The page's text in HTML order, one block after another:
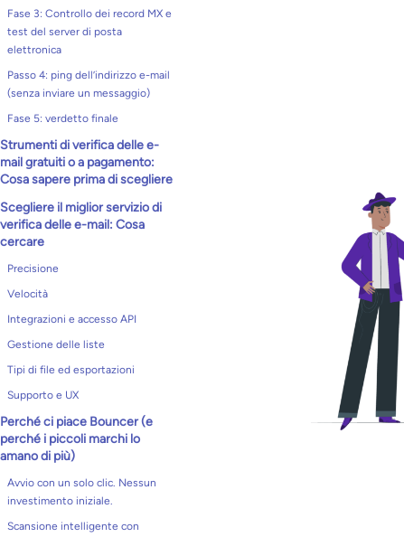
Fase 3: Controllo dei record MX e
test del server di posta
elettronica
Passo 4: ping dell’indirizzo e-mail
(senza inviare un messaggio)
Fase 5: verdetto finale
Strumenti di verifica delle e-
mail gratuiti o a pagamento:
Cosa sapere prima di scegliere
Scegliere il miglior servizio di
verifica delle e-mail: Cosa
cercare
Precisione
Velocità
Integrazioni e accesso API
Gestione delle liste
Tipi di file ed esportazioni
Supporto e UX
Perché ci piace Bouncer (e
perché i piccoli marchi lo
amano di più)
Avvio con un solo clic. Nessun
investimento iniziale.
Scansione intelligente con